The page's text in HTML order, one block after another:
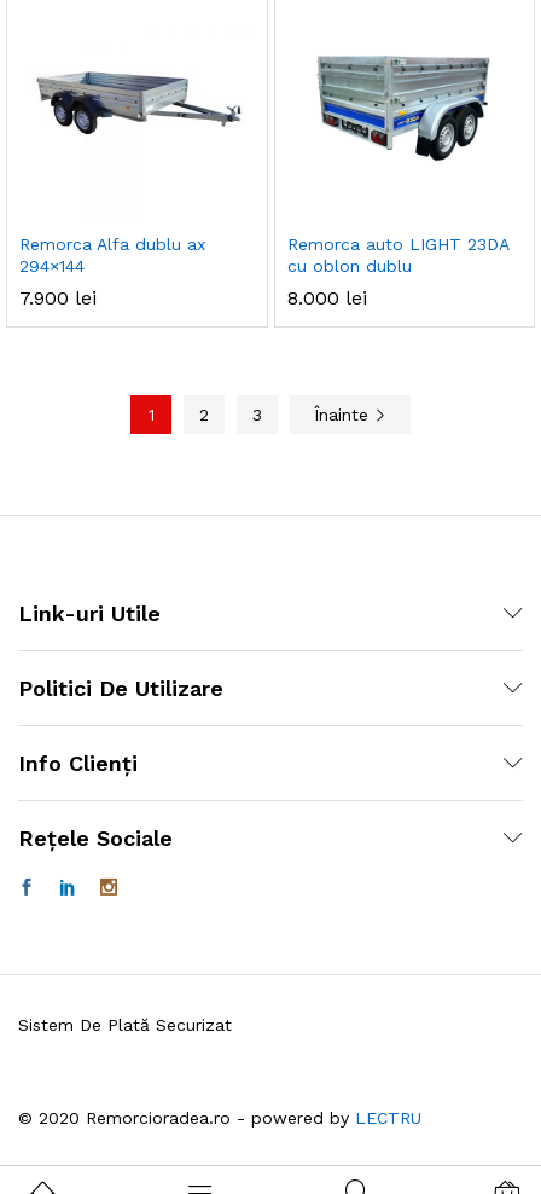
Remorca Alfa dublu ax
294×144
7.900 lei
Remorca auto LIGHT 23DA
cu oblon dublu
8.000 lei
1 2 3 Înainte
Link-uri Utile
Politici De Utilizare
Info Clienți
Rețele Sociale
© 2020 Remorcioradea.ro - powered by LECTRU
Sistem De Plată Securizat